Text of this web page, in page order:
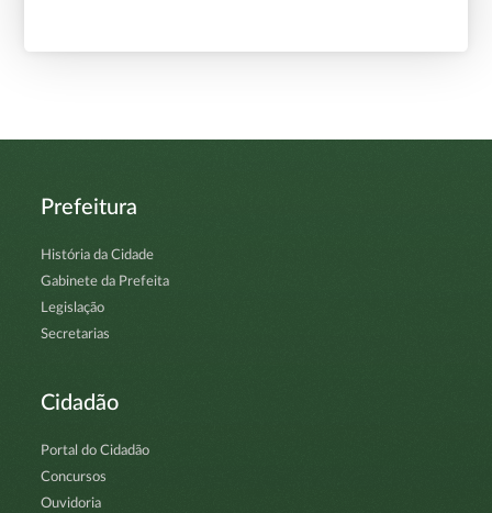
Prefeitura
História da Cidade
Gabinete da Prefeita
Legislação
Secretarias
Cidadão
Portal do Cidadão
Concursos
Ouvidoria